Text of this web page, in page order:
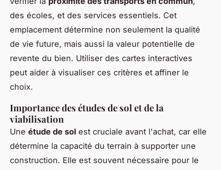
des écoles, et des services essentiels. Cet
emplacement détermine non seulement la qualité
de vie future, mais aussi la valeur potentielle de
revente du bien. Utiliser des cartes interactives
peut aider à visualiser ces critères et affiner le
choix.
Importance des études de sol et de la
viabilisation
Une étude de sol est cruciale avant l'achat, car elle
détermine la capacité du terrain à supporter une
construction. Elle est souvent nécessaire pour le